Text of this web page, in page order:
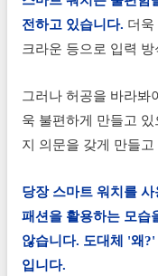
전하고 있습니다. 더욱
크라운 등으로 입력
그러나 허공을 바라봐
욱 불편하게 만들고
지 의문을 갖게 만들고
당장 스마트 워치를
패션을 활용하는 모습
않습니다. 도대체 '왜
입니다.